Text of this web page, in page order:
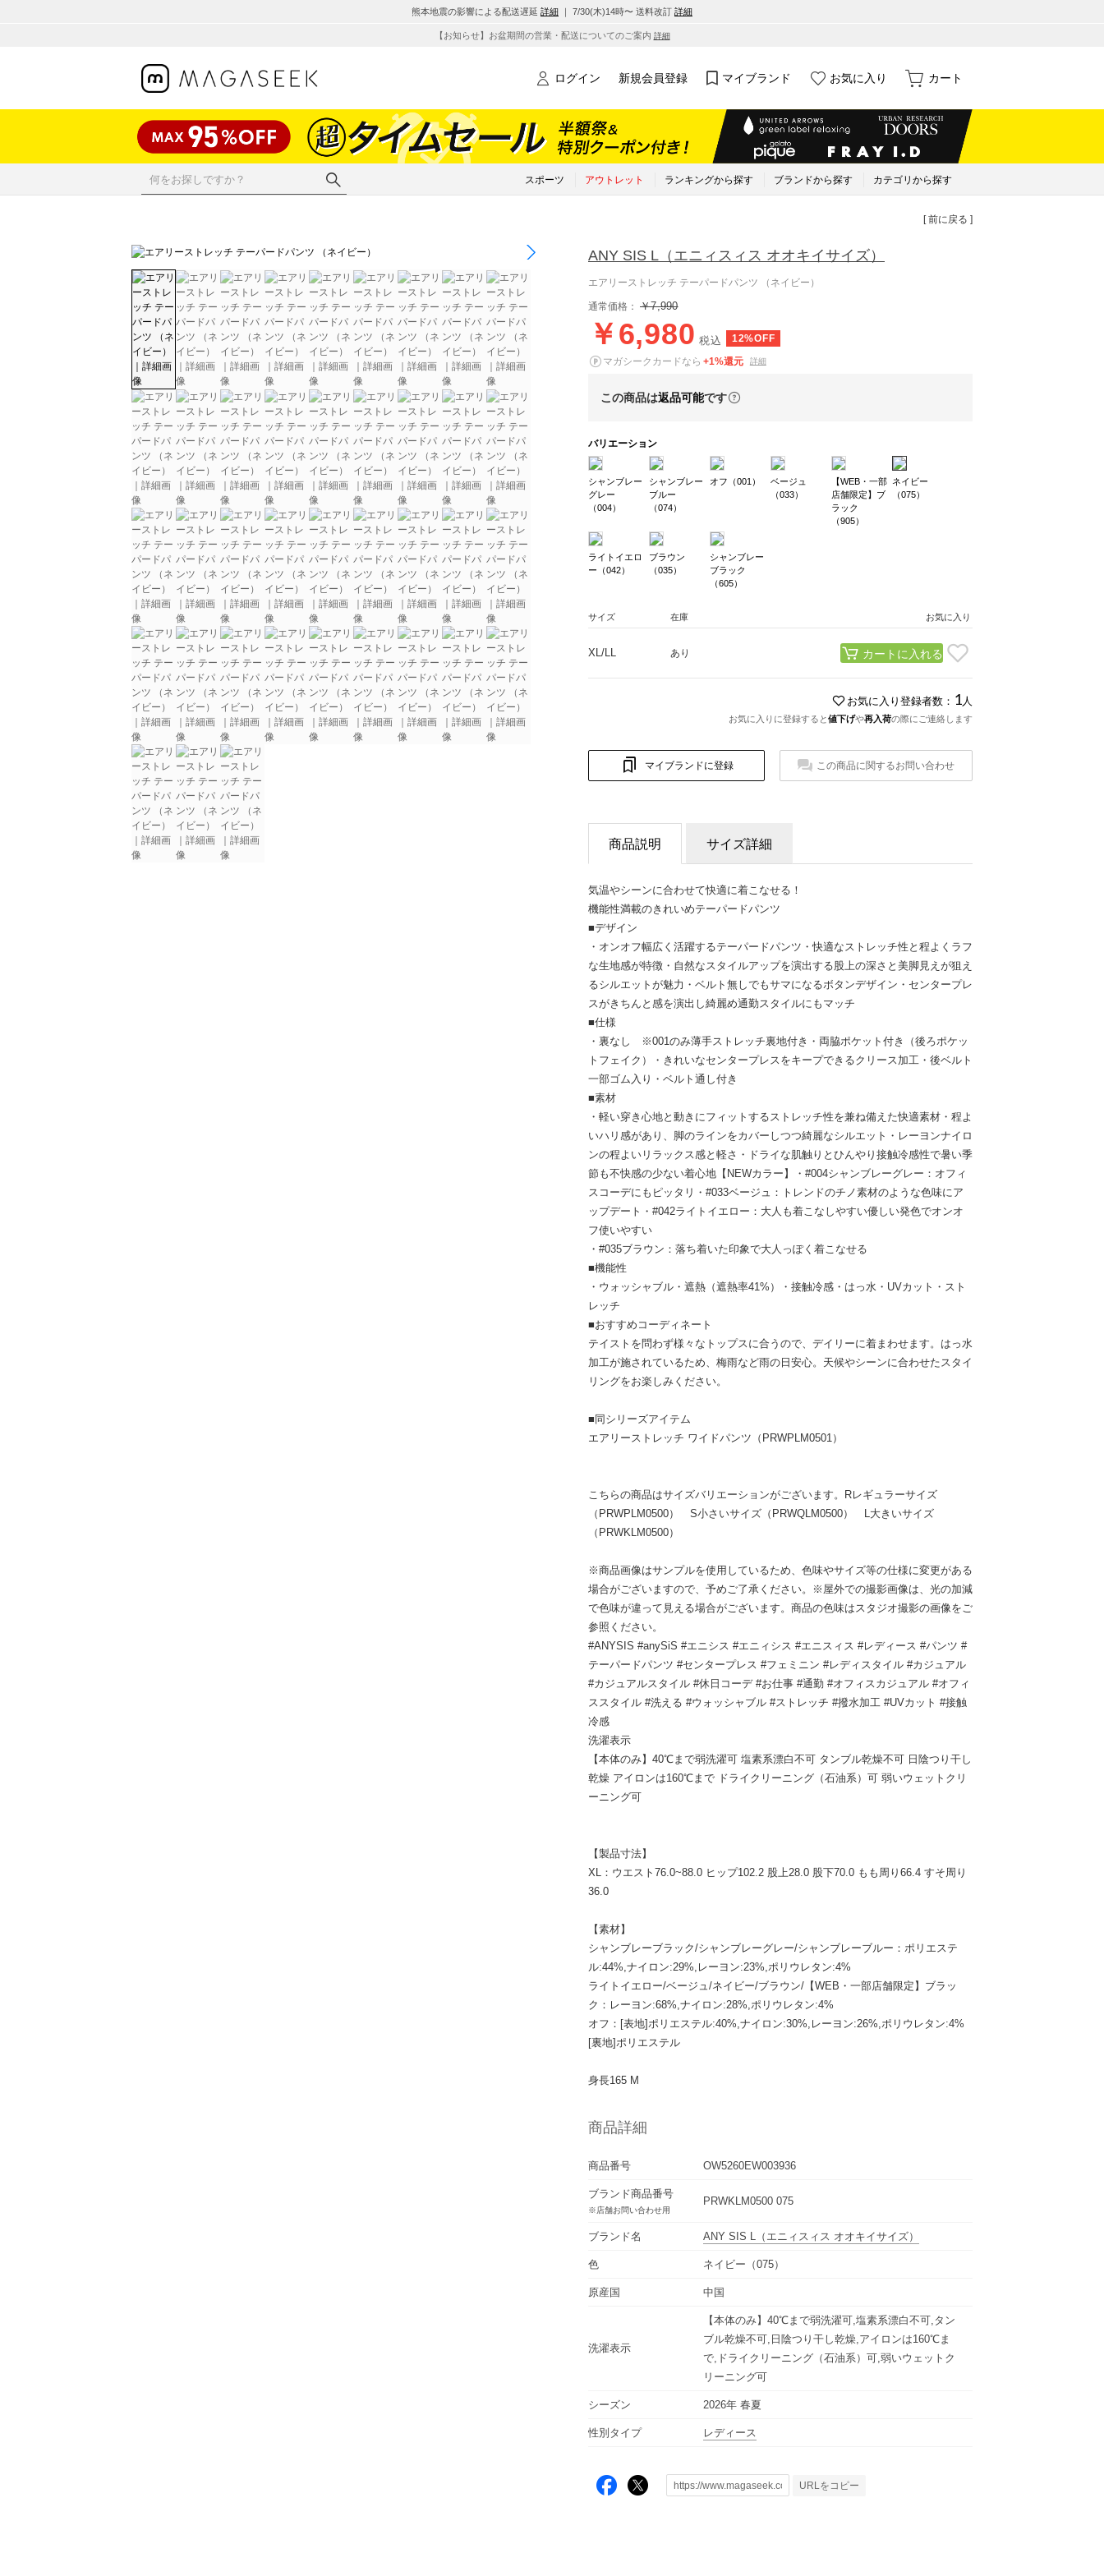
熊本地震の影響による配送遅延 詳細 ｜ 7/30(木)14時〜 送料改訂 詳細
【お知らせ】お盆期間の営業・配送についてのご案内 詳細
ログイン 新規会員登録 マイブランド お気に入り カート
スポーツ アウトレット ランキングから探す ブランドから探す カテゴリから探す
[ 前に戻る ]
ANY SIS L （エニィスィス オオキイサイズ）
エアリーストレッチ テーパードパンツ （ネイビー）
通常価格： ￥7,990
￥6,980 税込
12%OFF
マガシークカードなら +1%還元 詳細
この商品は返品可能です
バリエーション
シャンブレー
グレー
（004）
シャンブレー
ブルー
（074）
オフ（001）
ベージュ
（033）
【WEB・一部
店舗限定】ブ
ラック
（905）
ネイビー
（075）
ライトイエロ
ー（042）
ブラウン
（035）
シャンブレー
ブラック
（605）
サイズ 在庫 お気に入り
XL/LL あり カートに入れる
お気に入り登録者数： 1 人
お気に入りに登録すると値下げや再入荷の際にご連絡します
マイブランドに登録 この商品に関するお問い合わせ
商品説明 サイズ詳細
気温やシーンに合わせて快適に着こなせる！
機能性満載のきれいめテーパードパンツ
■デザイン
・オンオフ幅広く活躍するテーパードパンツ・快適なストレッチ性と程よくラフ
な生地感が特徴・自然なスタイルアップを演出する股上の深さと美脚見えが狙え
るシルエットが魅力・ベルト無しでもサマになるボタンデザイン・センタープレ
スがきちんと感を演出し綺麗め通勤スタイルにもマッチ
■仕様
・裏なし ※001のみ薄手ストレッチ裏地付き・両脇ポケット付き（後ろポケッ
トフェイク）・きれいなセンタープレスをキープできるクリース加工・後ベルト
一部ゴム入り・ベルト通し付き
■素材
・軽い穿き心地と動きにフィットするストレッチ性を兼ね備えた快適素材・程よ
いハリ感があり、脚のラインをカバーしつつ綺麗なシルエット・レーヨンナイロ
ンの程よいリラックス感と軽さ・ドライな肌触りとひんやり接触冷感性で暑い季
節も不快感の少ない着心地【NEWカラー】・#004シャンブレーグレー：オフィ
スコーデにもピッタリ・#033ベージュ：トレンドのチノ素材のような色味にア
ップデート・#042ライトイエロー：大人も着こなしやすい優しい発色でオンオ
フ使いやすい
・#035ブラウン：落ち着いた印象で大人っぽく着こなせる
■機能性
・ウォッシャブル・遮熱（遮熱率41%）・接触冷感・はっ水・UVカット・スト
レッチ
■おすすめコーディネート
テイストを問わず様々なトップスに合うので、デイリーに着まわせます。はっ水
加工が施されているため、梅雨など雨の日安心。天候やシーンに合わせたスタイ
リングをお楽しみください。
■同シリーズアイテム
エアリーストレッチ ワイドパンツ（PRWPLM0501）
こちらの商品はサイズバリエーションがございます。Rレギュラーサイズ
（PRWPLM0500） S小さいサイズ（PRWQLM0500） L大きいサイズ
（PRWKLM0500）
※商品画像はサンプルを使用しているため、色味やサイズ等の仕様に変更がある
場合がございますので、予めご了承ください。※屋外での撮影画像は、光の加減
で色味が違って見える場合がございます。商品の色味はスタジオ撮影の画像をご
参照ください。
#ANYSIS #anySiS #エニシス #エニィシス #エニスィス #レディース #パンツ #
テーパードパンツ #センタープレス #フェミニン #レディスタイル #カジュアル
#カジュアルスタイル #休日コーデ #お仕事 #通勤 #オフィスカジュアル #オフィ
ススタイル #洗える #ウォッシャブル #ストレッチ #撥水加工 #UVカット #接触
冷感
洗濯表示
【本体のみ】40℃まで弱洗濯可 塩素系漂白不可 タンブル乾燥不可 日陰つり干し
乾燥 アイロンは160℃まで ドライクリーニング（石油系）可 弱いウェットクリ
ーニング可
【製品寸法】
XL：ウエスト76.0~88.0 ヒップ102.2 股上28.0 股下70.0 もも周り66.4 すそ周り
36.0
【素材】
シャンブレーブラック/シャンブレーグレー/シャンブレーブルー：ポリエステ
ル:44%,ナイロン:29%,レーヨン:23%,ポリウレタン:4%
ライトイエロー/ベージュ/ネイビー/ブラウン/【WEB・一部店舗限定】ブラッ
ク：レーヨン:68%,ナイロン:28%,ポリウレタン:4%
オフ：[表地]ポリエステル:40%,ナイロン:30%,レーヨン:26%,ポリウレタン:4%
[裏地]ポリエステル
身長165 M
商品詳細
商品番号 OW5260EW003936
ブランド商品番号
※店舗お問い合わせ用
PRWKLM0500 075
ブランド名 ANY SIS L （エニィスィス オオキイサイズ）
色 ネイビー（075）
原産国 中国
洗濯表示
【本体のみ】40℃まで弱洗濯可,塩素系漂白不可,タン
ブル乾燥不可,日陰つり干し乾燥,アイロンは160℃ま
で,ドライクリーニング（石油系）可,弱いウェットク
リーニング可
シーズン 2026年 春夏
性別タイプ レディース
URLをコピー